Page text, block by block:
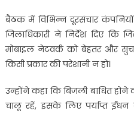
बैठक में विभिन्न दूरसंचार कंपनियों
जिलाधिकारी ने निर्देश दिए कि
मोबाइल नेटवर्क को बेहतर और
किसी प्रकार की परेशानी न हो।
उन्होंने कहा कि बिजली बाधित होने
चालू रहें, इसके लिए पर्याप्त ईंधन